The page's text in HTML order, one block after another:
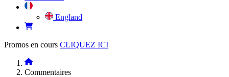
England
Promos en cours CLIQUEZ ICI
Commentaires